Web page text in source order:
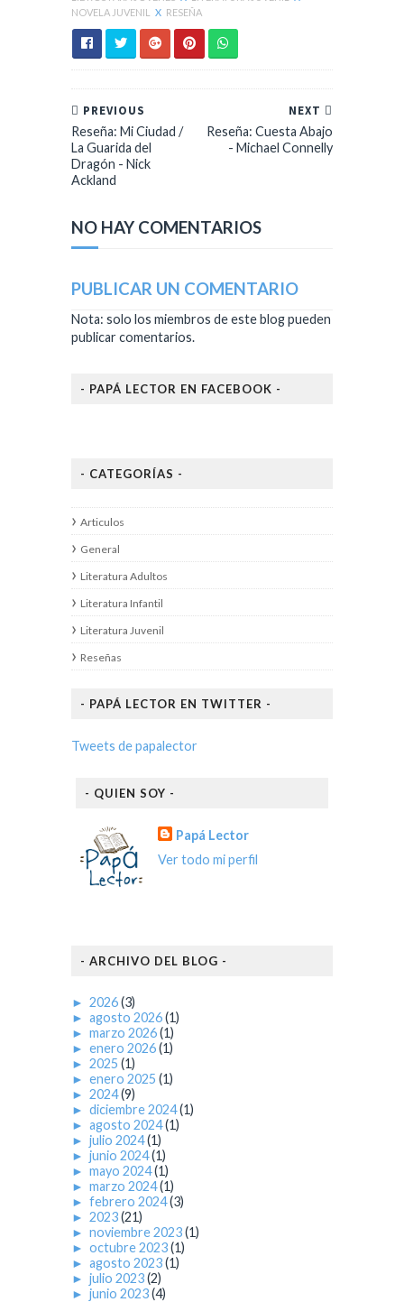
NOVELA JUVENIL
X RESEÑA
NEXT
Reseña: Cuesta Abajo
- Michael Connelly
PREVIOUS
Reseña: Mi Ciudad /
La Guarida del
Dragón - Nick
Ackland
NO HAY COMENTARIOS
PUBLICAR UN COMENTARIO
Nota: solo los miembros de este blog pueden
publicar comentarios.
- PAPÁ LECTOR EN FACEBOOK -
- CATEGORÍAS -
Articulos
General
Literatura Adultos
Literatura Infantil
Literatura Juvenil
Reseñas
- PAPÁ LECTOR EN TWITTER -
Tweets de papalector
- QUIEN SOY -
Papá Lector
Ver todo mi perfil
- ARCHIVO DEL BLOG -
► 2026(3)
► agosto 2026(1)
► marzo 2026(1)
► enero 2026(1)
► 2025 (1)
► enero 2025 (1)
► 2024(9)
► diciembre 2024(1)
► agosto 2024(1)
► julio 2024(1)
► junio 2024(1)
► mayo 2024(1)
► marzo 2024(1)
► febrero 2024(3)
► 2023(21)
► noviembre 2023(1)
► octubre 2023(1)
► agosto 2023(1)
► julio 2023(2)
► junio 2023(4)